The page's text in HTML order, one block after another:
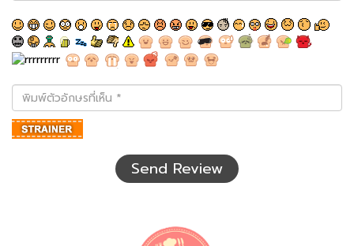
พิมพ์
ตัว
อักษร
ที่
Send Review